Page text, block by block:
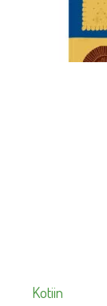
Kotiin